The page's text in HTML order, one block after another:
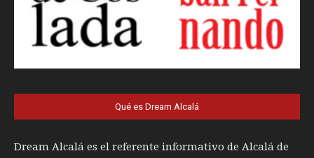
Qué es Dream Alcalá
Dream Alcalá es el referente informativo de Alcalá de